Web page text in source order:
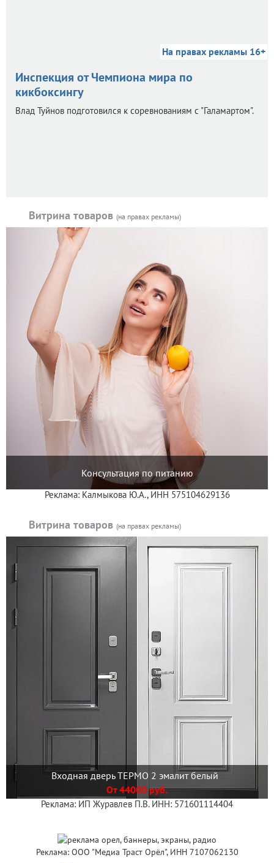
На правах рекламы 16+
Инспекция от Чемпиона мира по
кикбоксингу
Влад Туйнов подготовился к соревнованиям с "Галамартом".
Витрина товаров (на правах рекламы)
Консультация по питанию
Реклама: Калмыкова Ю.А., ИНН 575104629136
Витрина товаров (на правах рекламы)
Входная дверь ТЕРМО 2 эмалит белый
От 44000 руб.
Реклама: ИП Журавлев П.В. ИНН: 571601114404
Реклама: ООО "Медиа Траст Орёл", ИНН 7107062130